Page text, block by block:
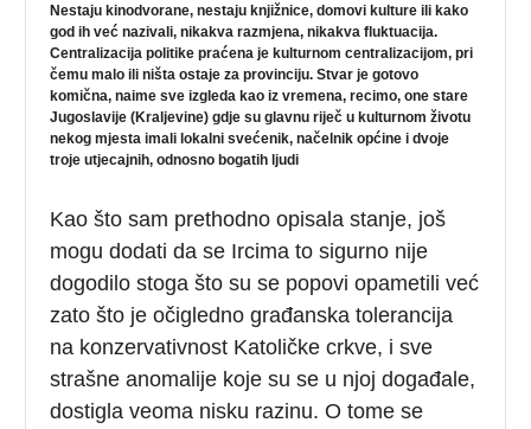
Nestaju kinodvorane, nestaju knjižnice, domovi kulture ili kako
god ih već nazivali, nikakva razmjena, nikakva fluktuacija.
Centralizacija politike praćena je kulturnom centralizacijom, pri
čemu malo ili ništa ostaje za provinciju. Stvar je gotovo
komična, naime sve izgleda kao iz vremena, recimo, one stare
Jugoslavije (Kraljevine) gdje su glavnu riječ u kulturnom životu
nekog mjesta imali lokalni svećenik, načelnik općine i dvoje
troje utjecajnih, odnosno bogatih ljudi
Kao što sam prethodno opisala stanje, još
mogu dodati da se Ircima to sigurno nije
dogodilo stoga što su se popovi opametili već
zato što je očigledno građanska tolerancija
na konzervativnost Katoličke crkve, i sve
strašne anomalije koje su se u njoj događale,
dostigla veoma nisku razinu. O tome se